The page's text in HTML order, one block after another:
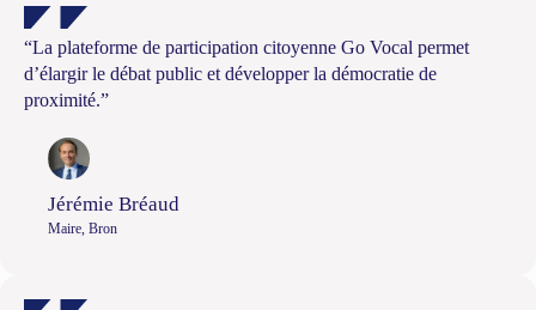
“La plateforme de participation citoyenne Go Vocal permet
d’élargir le débat public et développer la démocratie de
proximité.”
Jérémie Bréaud
Maire, Bron